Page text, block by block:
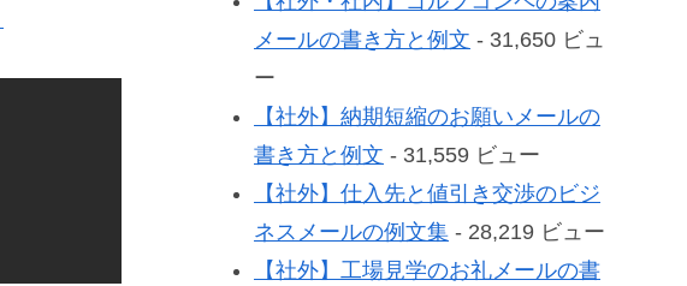
メールの書き方と例文 - 31,650 ビュ
ー
【社外】納期短縮のお願いメールの
書き方と例文 - 31,559 ビュー
【社外】仕入先と値引き交渉のビジ
ネスメールの例文集 - 28,219 ビュー
【社外】工場見学のお礼メールの書